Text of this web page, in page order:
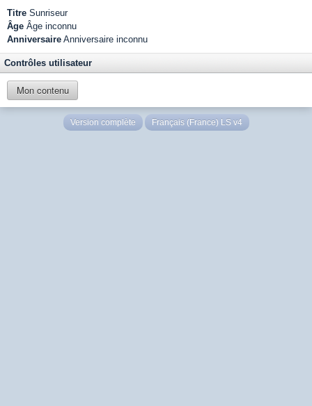
Titre Sunriseur
Âge Âge inconnu
Anniversaire Anniversaire inconnu
Contrôles utilisateur
Mon contenu
Version complète Français (France) LS v4